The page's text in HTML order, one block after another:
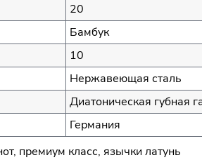
20
Бамбук
10
Нержавеющая сталь
Диатоническая губная
Германия
премиум класс, язычки латунь